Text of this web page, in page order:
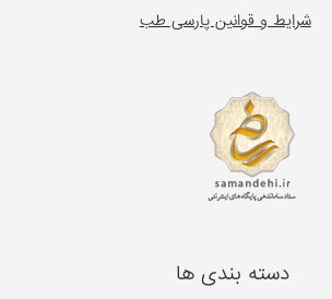
شرایط و قوانین پارسی طب
دسته بندی ها